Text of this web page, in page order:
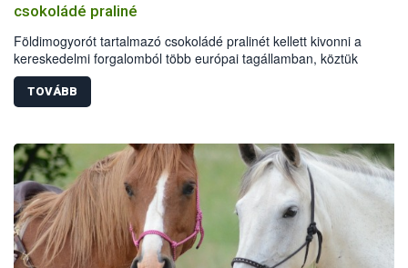
csokoládé praliné
Földimogyorót tartalmazó csokoládé pralinét kellett kivonni a
kereskedelmi forgalomból több európai tagállamban, köztük
Magyarországon is. A riasztás szeptember 3-án este érkezett az
Európai Unió élelmiszer- és takarmánybiztonsági riasztási
(RASFF).
TOVÁBB